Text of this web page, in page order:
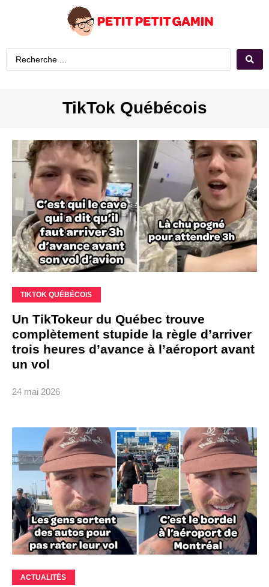
TikTok Québécois
TIKTOK QUÉBÉCOIS
Un TikTokeur du Québec trouve
complètement stupide la règle d’arriver
trois heures d’avance à l’aéroport avant
un vol
24 mai 2026
ACTUALITÉS